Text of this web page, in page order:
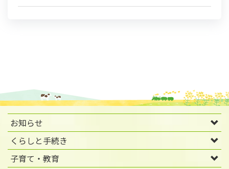
お知らせ
くらしと手続き
子育て・教育